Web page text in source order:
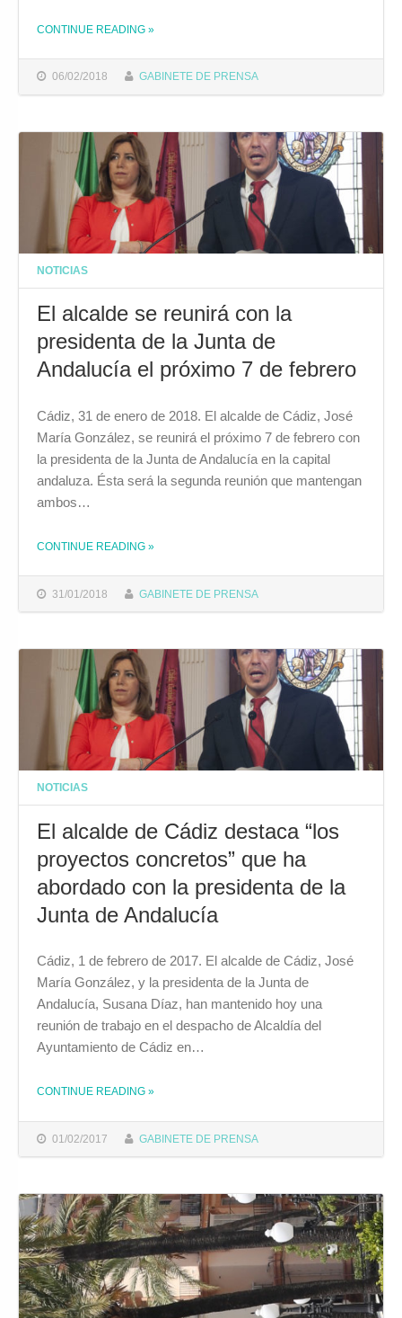
06/02/2018 GABINETE DE PRENSA
CONTINUE READING THE "EL ALCALDE ACUDE A SEVILLA PARA REUNIRSE CON LA PRESIDENTA DE LA JUNTA DE ANDALUCÍA"
»
NOTICIAS
El alcalde se reunirá con la
presidenta de la Junta de
Andalucía el próximo 7 de febrero
31/01/2018 GABINETE DE PRENSA
Cádiz, 31 de enero de 2018. El alcalde de Cádiz, José
María González, se reunirá el próximo 7 de febrero con
la presidenta de la Junta de Andalucía en la capital
andaluza. Ésta será la segunda reunión que mantengan
ambos…
CONTINUE READING THE "EL ALCALDE SE REUNIRÁ CON LA PRESIDENTA DE LA JUNTA DE ANDALUCÍA EL PRÓXIMO 7 DE FEBRERO"
»
NOTICIAS
El alcalde de Cádiz destaca “los
proyectos concretos” que ha
abordado con la presidenta de la
Junta de Andalucía
01/02/2017 GABINETE DE PRENSA
Cádiz, 1 de febrero de 2017. El alcalde de Cádiz, José
María González, y la presidenta de la Junta de
Andalucía, Susana Díaz, han mantenido hoy una
reunión de trabajo en el despacho de Alcaldía del
Ayuntamiento de Cádiz en…
CONTINUE READING THE "EL ALCALDE DE CÁDIZ DESTACA “LOS PROYECTOS CONCRETOS” QUE HA ABORDADO CON LA PRESIDENTA DE LA JUNTA DE ANDALUCÍA"
»